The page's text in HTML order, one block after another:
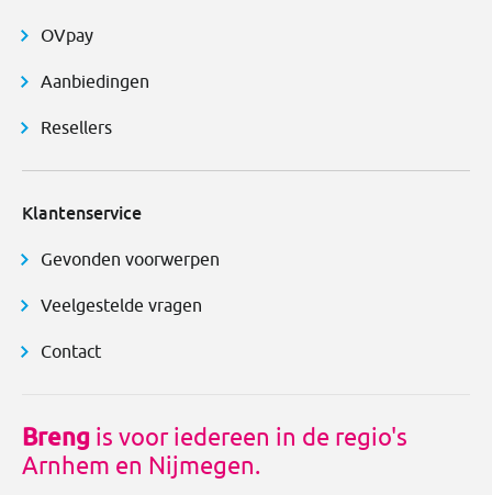
OVpay
Aanbiedingen
Resellers
Klantenservice
Gevonden voorwerpen
Veelgestelde vragen
Contact
Breng is voor iedereen in de regio's
Arnhem en Nijmegen.